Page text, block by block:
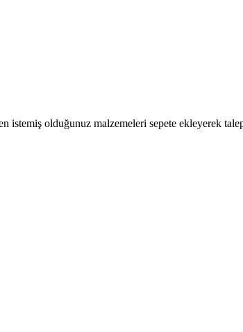
olduğunuz malzemeleri sepete ekleyerek